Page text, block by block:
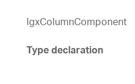
IgxColumnComponent
Type declaration